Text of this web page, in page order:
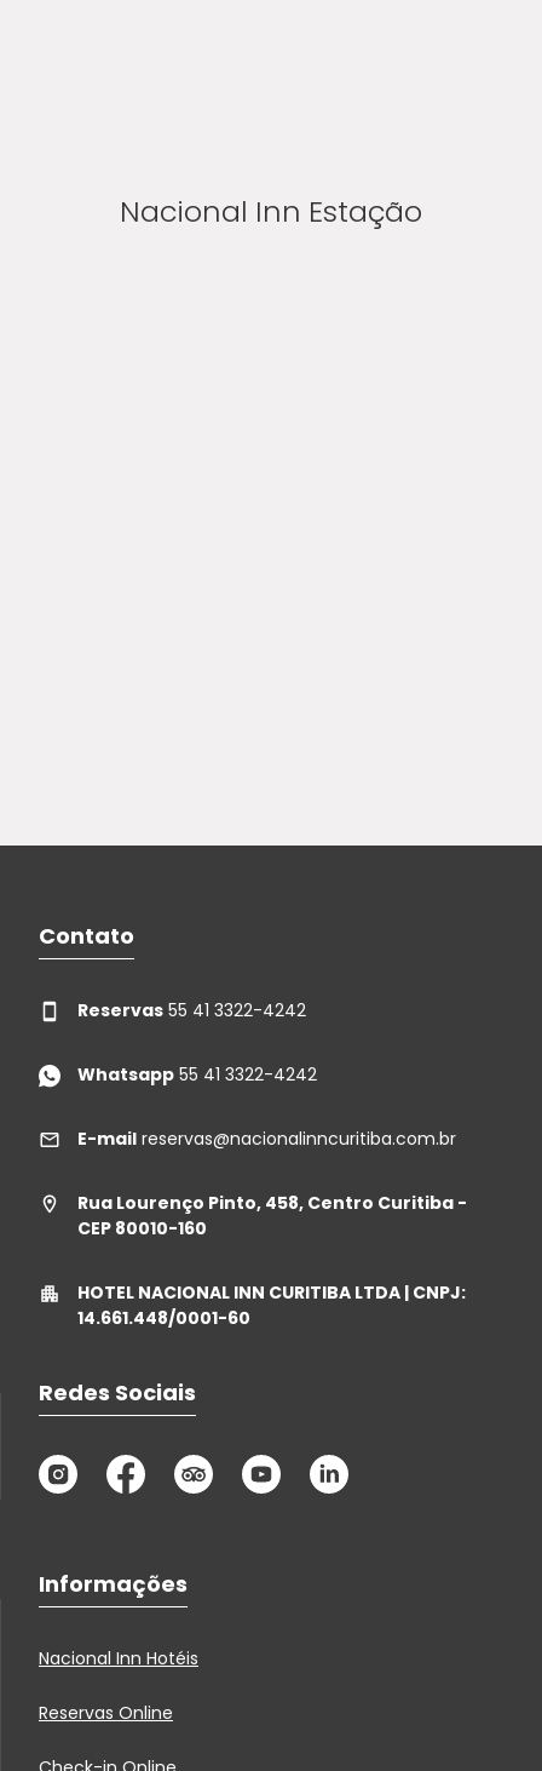
Nacional Inn Estação
Contato
Reservas 55 41 3322-4242
Whatsapp 55 41 3322-4242
E-mail reservas@nacionalinncuritiba.com.br
Rua Lourenço Pinto, 458, Centro Curitiba -
CEP 80010-160
HOTEL NACIONAL INN CURITIBA LTDA | CNPJ:
14.661.448/0001-60
Redes Sociais
Informações
Nacional Inn Hotéis
Reservas Online